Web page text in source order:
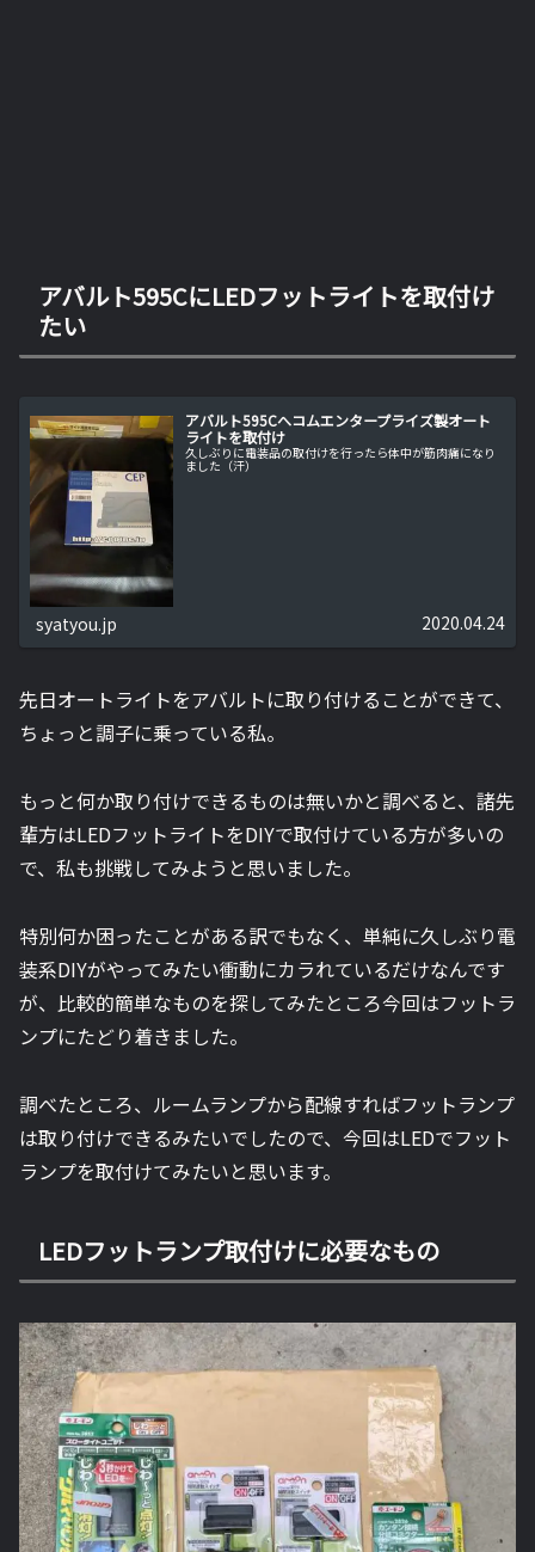
アバルト595CにLEDフットライトを取付け
たい
アバルト595Cへコムエンタープライズ製オート
ライトを取付け
久しぶりに電装品の取付けを行ったら体中が筋肉痛になり
ました（汗）
syatyou.jp 2020.04.24
先日オートライトをアバルトに取り付けることができて、
ちょっと調子に乗っている私。
もっと何か取り付けできるものは無いかと調べると、諸先
輩方はLEDフットライトをDIYで取付けている方が多いの
で、私も挑戦してみようと思いました。
特別何か困ったことがある訳でもなく、単純に久しぶり電
装系DIYがやってみたい衝動にカラれているだけなんです
が、比較的簡単なものを探してみたところ今回はフットラ
ンプにたどり着きました。
調べたところ、ルームランプから配線すればフットランプ
は取り付けできるみたいでしたので、今回はLEDでフット
ランプを取付けてみたいと思います。
LEDフットランプ取付けに必要なもの